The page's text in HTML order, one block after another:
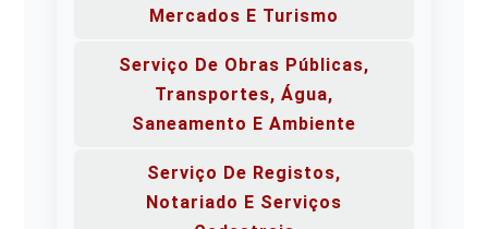
Mercados E Turismo
Serviço De Obras Públicas,
Transportes, Água,
Saneamento E Ambiente
Serviço De Registos,
Notariado E Serviços